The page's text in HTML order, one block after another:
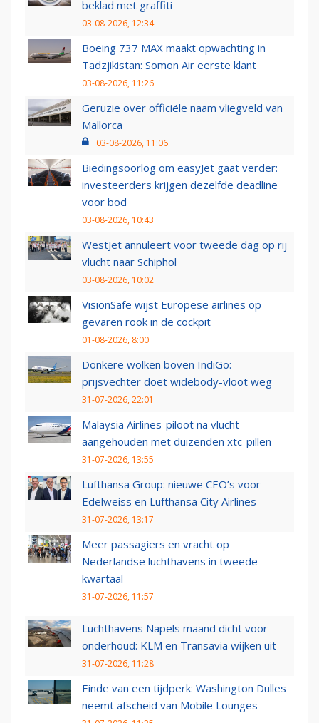
beklad met graffiti
03-08-2026, 12:34
Boeing 737 MAX maakt opwachting in
Tadzjikistan: Somon Air eerste klant
03-08-2026, 11:26
Geruzie over officiële naam vliegveld van
Mallorca
03-08-2026, 11:06
Biedingsoorlog om easyJet gaat verder:
investeerders krijgen dezelfde deadline
voor bod
03-08-2026, 10:43
WestJet annuleert voor tweede dag op rij
vlucht naar Schiphol
03-08-2026, 10:02
VisionSafe wijst Europese airlines op
gevaren rook in de cockpit
01-08-2026, 8:00
Donkere wolken boven IndiGo:
prijsvechter doet widebody-vloot weg
31-07-2026, 22:01
Malaysia Airlines-piloot na vlucht
aangehouden met duizenden xtc-pillen
31-07-2026, 13:55
Lufthansa Group: nieuwe CEO’s voor
Edelweiss en Lufthansa City Airlines
31-07-2026, 13:17
Meer passagiers en vracht op
Nederlandse luchthavens in tweede
kwartaal
31-07-2026, 11:57
Luchthavens Napels maand dicht voor
onderhoud: KLM en Transavia wijken uit
31-07-2026, 11:28
Einde van een tijdperk: Washington Dulles
neemt afscheid van Mobile Lounges